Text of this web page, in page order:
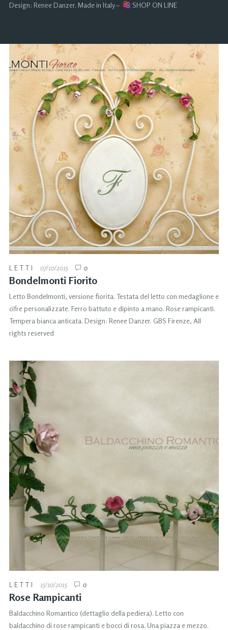
Design: Renee Danzer. Made in Italy – SHOP ON LINE
LETTI 07/10/2015 0
Bondelmonti Fiorito
Letto Bondelmonti, versione fiorita. Testata del letto con medaglione e
cifre personalizzate. Ferro battuto e dipinto a mano. Rose rampicanti.
Tempera bianca anticata. Design: Renee Danzer. GBS Firenze, All
rights reserved
LETTI 15/10/2015 0
Rose Rampicanti
Baldacchino Romantico (dettaglio della pediera). Letto con
baldacchino di rose rampicanti e bocci di rosa. Una piazza e mezzo.